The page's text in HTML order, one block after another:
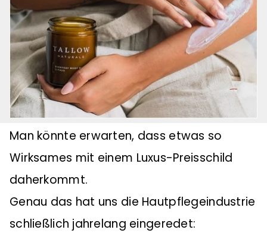
Man könnte erwarten, dass etwas so
Wirksames mit einem Luxus-Preisschild
daherkommt.
Genau das hat uns die Hautpflegeindustrie
schließlich jahrelang eingeredet: